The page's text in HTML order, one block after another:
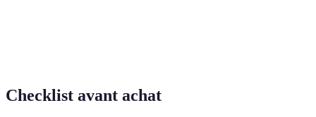
Checklist avant achat